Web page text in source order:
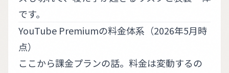
です。
YouTube Premiumの料金体系（2026年5月時
点）
ここから課金プランの話。料金は変動するの